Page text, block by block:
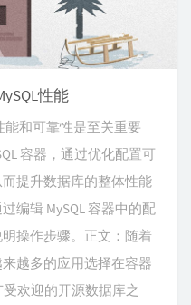
性能
和可靠性是至关重要
容器，通过优化配置可
提升数据库的整体性能
编辑 MySQL 容器中的配
操作步骤。​正文：随着
越多的应用选择在容器
受欢迎的开源数据库之